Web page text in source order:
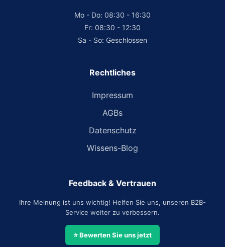
Mo - Do: 08:30 - 16:30
Fr: 08:30 - 12:30
Sa - So: Geschlossen
Rechtliches
Impressum
AGBs
Datenschutz
Wissens-Blog
Feedback & Vertrauen
Ihre Meinung ist uns wichtig! Helfen Sie uns, unseren B2B-
Service weiter zu verbessern.
⭐ Bewerten Sie uns jetzt